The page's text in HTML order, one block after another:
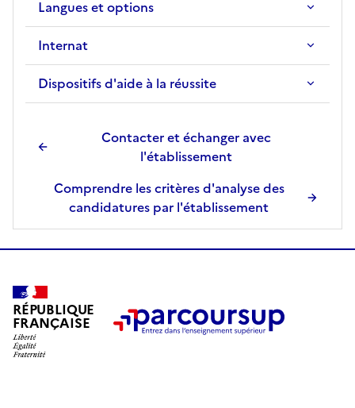
Langues et options
Internat
Dispositifs d'aide à la réussite
Contacter et échanger avec
l'établissement
Comprendre les critères d'analyse des
candidatures par l'établissement
RÉPUBLIQUE
FRANÇAISE